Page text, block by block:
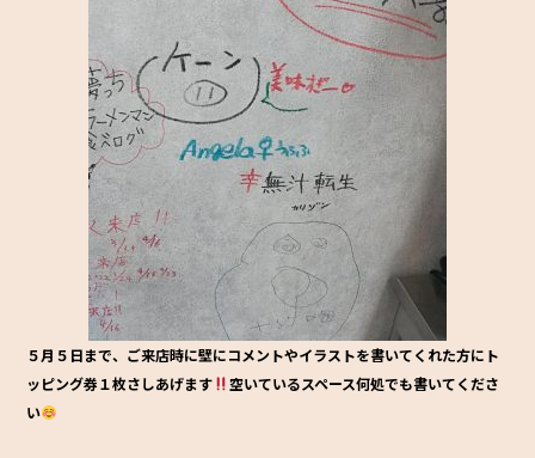
o
k
５月５日まで、ご来店時に壁にコメントやイラストを書いてくれた方にト
ッピング券１枚さしあげます
空いているスペース何処でも書いてくださ
い